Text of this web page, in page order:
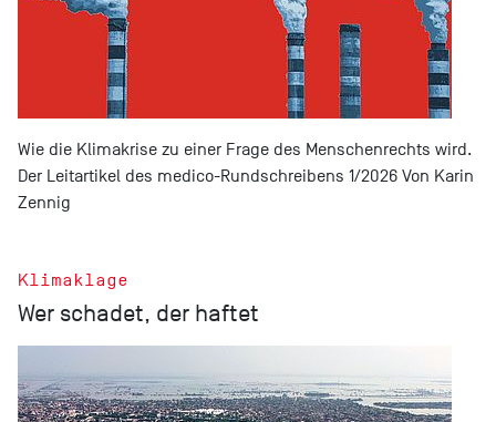
Wie die Klimakrise zu einer Frage des Menschenrechts wird.
Der Leitartikel des medico-Rundschreibens 1/2026 Von Karin
Zennig
Klimaklage
Wer schadet, der haftet